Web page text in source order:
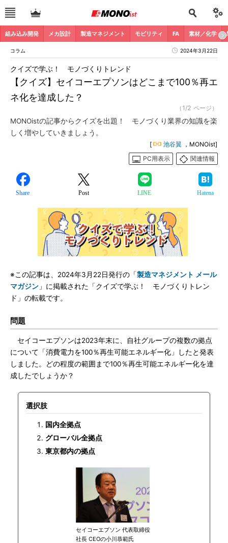
組み込み開発 メカ設計 製造マネジメント モビリティ FA 素材／化学
コラム 2024年3月22日
【クイズ】セイコーエプソンはどこまで100％再エ
ネ化を達成した？
クイズで学ぶ！ モノづくりトレンド
（1/2 ページ）
MONOistの記事からクイズを出題！ モノづくり業界の知識を楽
しく増やしていきましょう。
[ 池谷翼 ，MONOist]
PC用表示
関連情報
Share Post LINE Hatena
※この記事は、2024年3月22日発行の「製造マネジメント メール
マガジン 」に掲載された「クイズで学ぶ！ モノづくりトレン
ド」の転載です。
問題
セイコーエプソンは2023年末に、自社グループの複数の拠点
について「消費電力を100％再生可能エネルギー化」したと発表
しました。どの程度の範囲まで100％再生可能エネルギー化を達
成したでしょうか？
選択肢
国内全拠点
グローバル全拠点
東京都内の拠点
セイコーエプソン 代表取締役
社長 CEOの小川恭範氏